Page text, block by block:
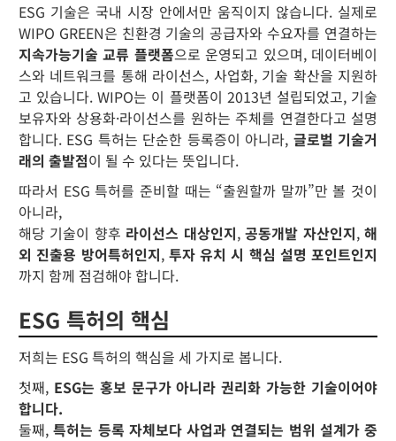
ESG 기술은 국내 시장 안에서만 움직이지 않습니다. 실제로
WIPO GREEN은 친환경 기술의 공급자와 수요자를 연결하는
지속가능기술 교류 플랫폼으로 운영되고 있으며, 데이터베이
스와 네트워크를 통해 라이선스, 사업화, 기술 확산을 지원하
고 있습니다. WIPO는 이 플랫폼이 2013년 설립되었고, 기술
보유자와 상용화·라이선스를 원하는 주체를 연결한다고 설명
합니다. ESG 특허는 단순한 등록증이 아니라, 글로벌 기술거
래의 출발점이 될 수 있다는 뜻입니다.
따라서 ESG 특허를 준비할 때는 “출원할까 말까”만 볼 것이
아니라,
해당 기술이 향후 라이선스 대상인지,공동개발 자산인지,해
외 진출용 방어특허인지, 투자 유치 시 핵심 설명 포인트인지
까지 함께 점검해야 합니다.
ESG 특허의 핵심
저희는 ESG 특허의 핵심을 세 가지로 봅니다.
첫째, ESG는 홍보 문구가 아니라 권리화 가능한 기술이어야
합니다.
둘째,특허는 등록 자체보다 사업과 연결되는 범위 설계가 중